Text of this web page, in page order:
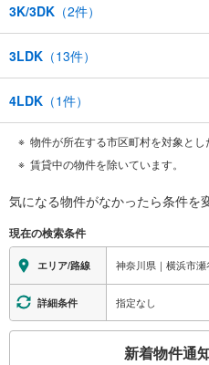
3K/3DK （2件）
3LDK （13件）
4LDK （1件）
物件が所在する市区町村を対象とし
賃貸中の物件を除いています。
気になる物件がなかったら条件を
現在の検索条件
エリア/路線 神奈川県｜横浜市
詳細条件 指定なし
新着物件通